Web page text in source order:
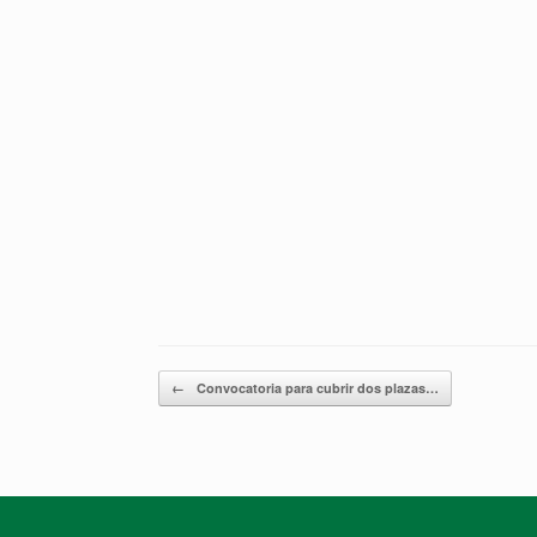
Post navigation
← Convocatoria para cubrir dos plazas…